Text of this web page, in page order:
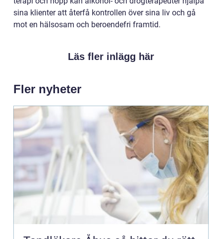
sina klienter att återfå kontrollen över sina liv och gå
mot en hälsosam och beroendefri framtid.
Läs fler inlägg här
Fler nyheter